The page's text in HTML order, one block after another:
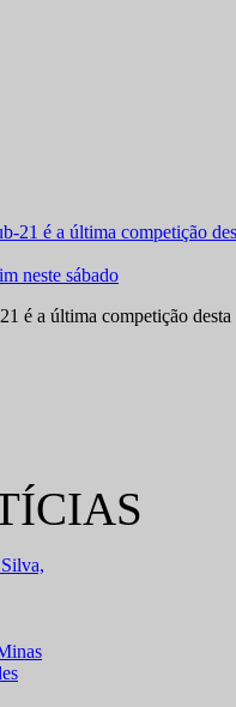
neste sábado
é a última competição